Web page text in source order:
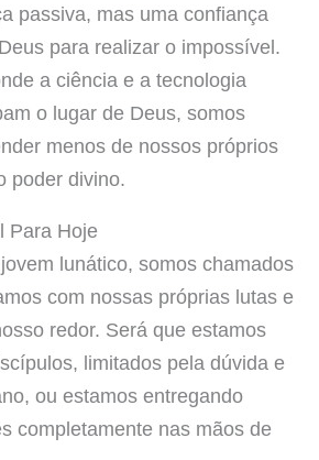
passiva, mas uma confiança
para realizar o impossível.
a ciência e a tecnologia
o lugar de Deus, somos
menos de nossos próprios
poder divino.
Para Hoje
lunático, somos chamados
com nossas próprias lutas e
redor. Será que estamos
limitados pela dúvida e
ou estamos entregando
completamente nas mãos de